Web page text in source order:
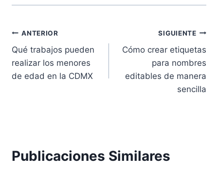
Navegación
de
entradas
ANTERIOR
Qué trabajos pueden
realizar los menores
de edad en la CDMX
SIGUIENTE
Cómo crear etiquetas
para nombres
editables de manera
sencilla
Publicaciones Similares